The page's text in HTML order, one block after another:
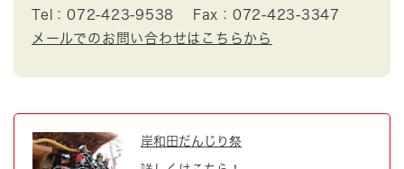
Tel：072-423-9538
Fax：072-423-3347
メールでのお問い合わせはこちらから
岸和田だんじり祭